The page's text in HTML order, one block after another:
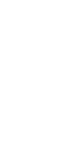
para el resto de la
los extremos de
con pellets.